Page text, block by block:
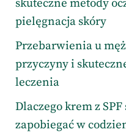
skuteczne metody
pielęgnacja skóry
Przebarwienia u
przyczyny i
leczenia
Dlaczego krem z
zapobiegać w